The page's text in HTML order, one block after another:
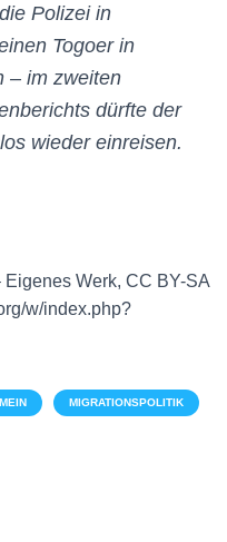
Polizei in
Togoer in
– im zweiten
dürfte der
wieder einreisen.
Eigenes Werk, CC BY-SA
w/index.php?
MIGRATIONSPOLITIK